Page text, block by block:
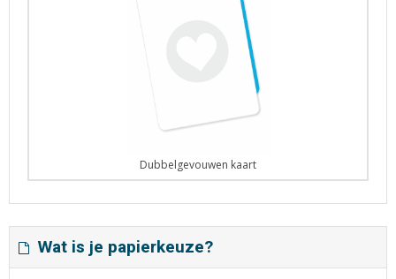
Dubbelgevouwen kaart
Wat is je papierkeuze?